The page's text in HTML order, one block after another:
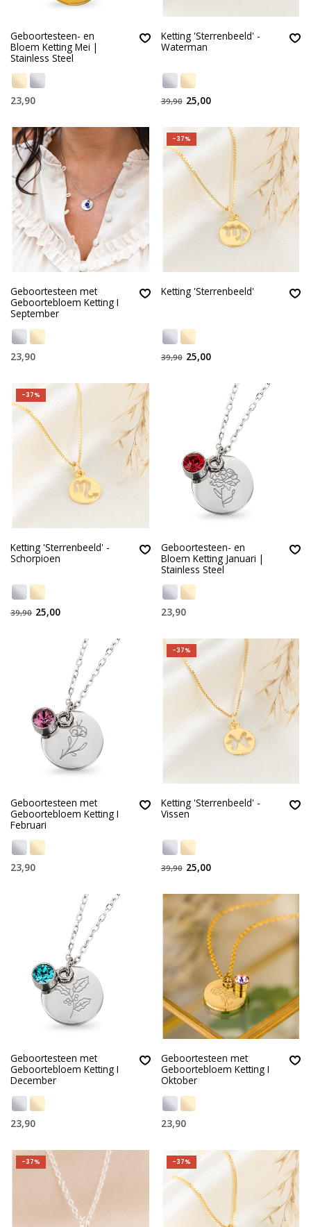
Geboortesteen- en
Bloem Ketting Mei |
Stainless Steel
23,90
Ketting 'Sterrenbeeld' -
Waterman
39,90 25,00
Geboortesteen met
Geboortebloem Ketting I
September
23,90
-37%
Ketting 'Sterrenbeeld'
39,90 25,00
-37%
Ketting 'Sterrenbeeld' -
Schorpioen
39,90 25,00
Geboortesteen- en
Bloem Ketting Januari |
Stainless Steel
23,90
Geboortesteen met
Geboortebloem Ketting I
Februari
23,90
-37%
Ketting 'Sterrenbeeld' -
Vissen
39,90 25,00
Geboortesteen met
Geboortebloem Ketting I
December
23,90
Geboortesteen met
Geboortebloem Ketting I
Oktober
23,90
-37% -37%